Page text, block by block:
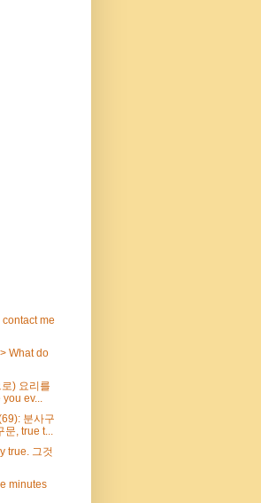
me
What do
) 요리를
ev...
분사구
, true t...
true. 그것
minutes